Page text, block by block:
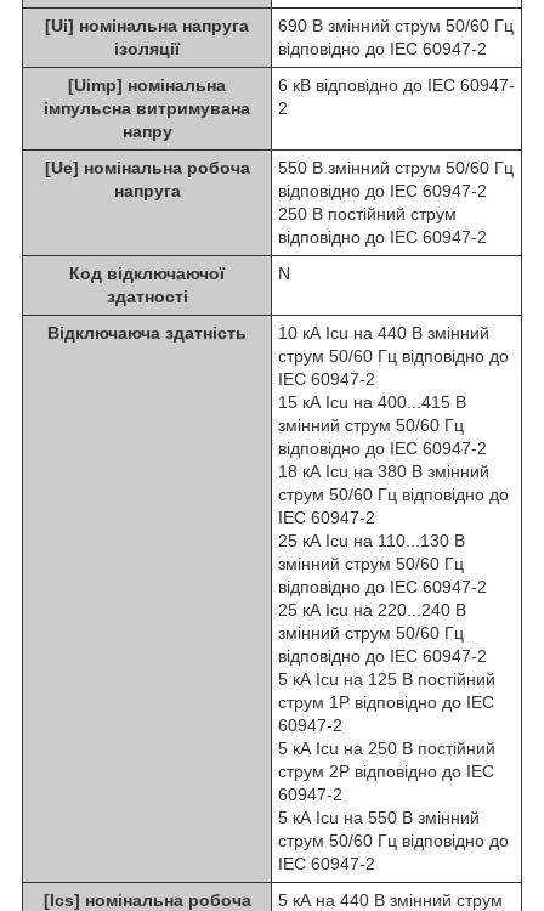
[Ui] номінальна напруга
ізоляції
690 В змінний струм 50/60 Гц
відповідно до IEC 60947-2
[Uimp] номінальна
імпульсна витримувана
напру
6 кВ відповідно до IEC 60947-
2
[Ue] номінальна робоча
напруга
550 В змінний струм 50/60 Гц
відповідно до IEC 60947-2
250 В постійний струм
відповідно до IEC 60947-2
Код відключаючої
здатності
N
Відключаюча здатність
10 кА Icu на 440 В змінний
струм 50/60 Гц відповідно до
IEC 60947-2
15 кА Icu на 400...415 В
змінний струм 50/60 Гц
відповідно до IEC 60947-2
18 кА Icu на 380 В змінний
струм 50/60 Гц відповідно до
IEC 60947-2
25 кА Icu на 110...130 В
змінний струм 50/60 Гц
відповідно до IEC 60947-2
25 кА Icu на 220...240 В
змінний струм 50/60 Гц
відповідно до IEC 60947-2
5 кА Icu на 125 В постійний
струм 1P відповідно до IEC
60947-2
5 кА Icu на 250 В постійний
струм 2P відповідно до IEC
60947-2
5 кА Icu на 550 В змінний
струм 50/60 Гц відповідно до
IEC 60947-2
[Ics] номінальна робоча
5 кА на 440 В змінний струм